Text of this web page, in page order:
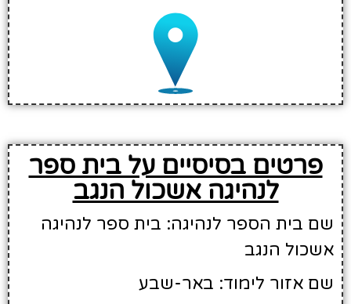
פרטים בסיסיים על בית ספר
לנהיגה אשכול הנגב
שם בית הספר לנהיגה: בית ספר לנהיגה
אשכול הנגב
שם אזור לימוד: באר-שבע